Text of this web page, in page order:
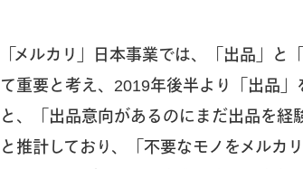
「メルカリ」日本事業では、「出品」
て重要と考え、2019年後半より「出品
と、「出品意向があるのにまだ出品を経
と推計しており、「不要なモノをメルカ